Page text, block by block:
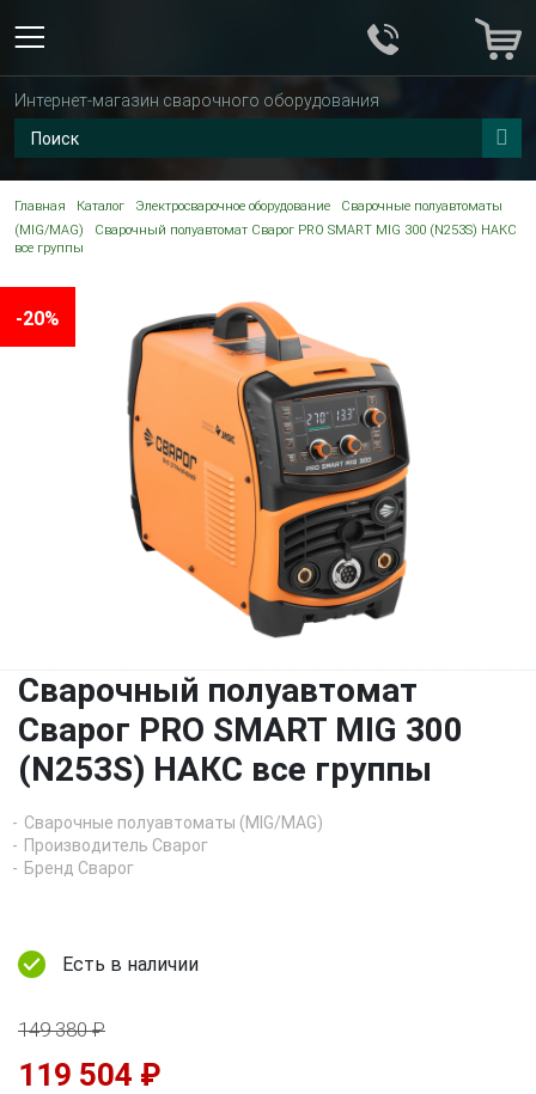
Интернет-магазин сварочного оборудования
Главная Каталог Электросварочное оборудование
Сварочные полуавтоматы
(MIG/MAG)
Сварочный полуавтомат Сварог PRO SMART MIG 300 (N253S) НАКС
все группы
-20%
Сварочный полуавтомат
Сварог PRO SMART MIG 300
(N253S) НАКС все группы
Сварочные полуавтоматы (MIG/MAG)
Производитель Сварог
Бренд Сварог
Есть в наличии
149 380 ₽
119 504 ₽